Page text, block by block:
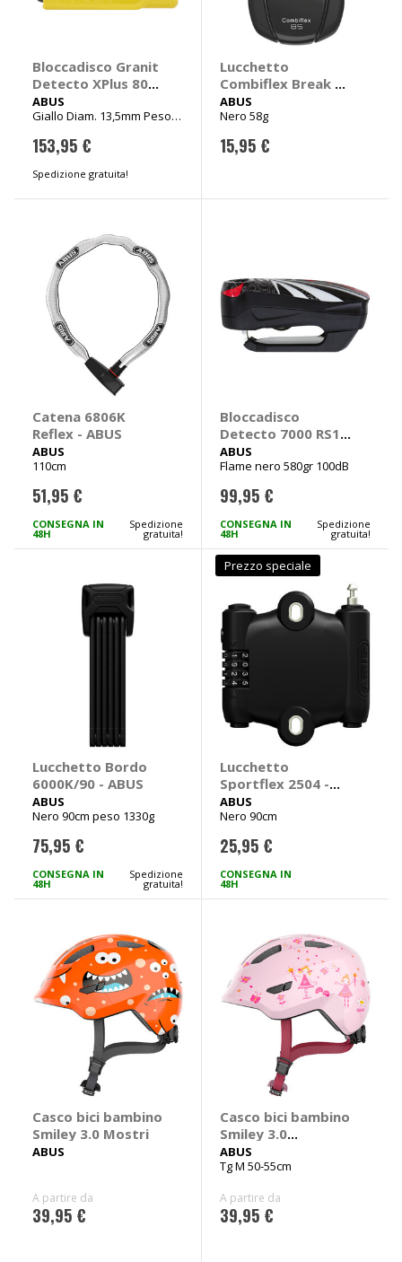
Bloccadisco Granit
Detecto XPlus 8077
2.0 - ABUS
ABUS
Giallo Diam. 13,5mm Peso
153,95 €
Spedizione gratuita!
Lucchetto
Combiflex Break 85
- ABUS
ABUS
Nero 58g
15,95 €
Catena 6806K
Reflex - ABUS
ABUS
110cm
51,95 €
CONSEGNA IN
48H
Spedizione
gratuita!
Bloccadisco
Detecto 7000 RS1 -
ABUS
ABUS
Flame nero 580gr 100dB
99,95 €
CONSEGNA IN
48H
Spedizione
gratuita!
Lucchetto Bordo
6000K/90 - ABUS
ABUS
Nero 90cm peso 1330g
75,95 €
CONSEGNA IN
48H
Spedizione
gratuita!
Prezzo speciale
Lucchetto
Sportflex 2504 -
ABUS
ABUS
Nero 90cm
25,95 €
CONSEGNA IN
48H
Casco bici bambino
Smiley 3.0 Mostri
ABUS
A partire da
39,95 €
Casco bici bambino
Smiley 3.0
Principessa
ABUS
Tg M 50-55cm
A partire da
39,95 €